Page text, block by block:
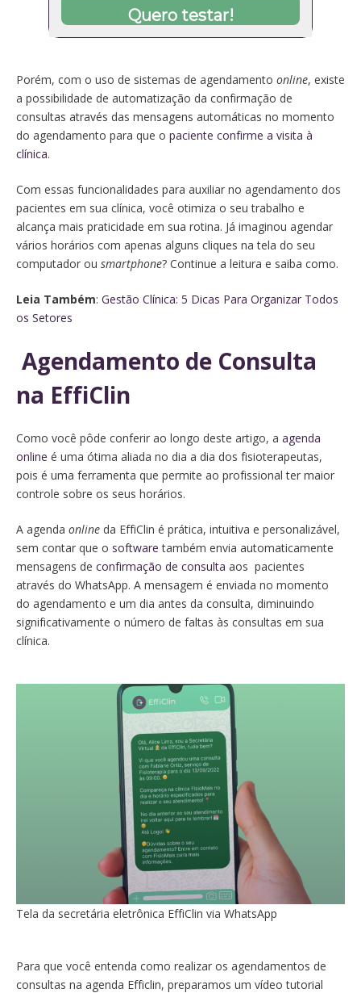
Quero testar!
Porém, com o uso de sistemas de agendamento online, existe
a possibilidade de automatização da confirmação de
consultas através das mensagens automáticas no momento
do agendamento para que o paciente confirme a visita à
clínica.
Com essas funcionalidades para auxiliar no agendamento dos
pacientes em sua clínica, você otimiza o seu trabalho e
alcança mais praticidade em sua rotina. Já imaginou agendar
vários horários com apenas alguns cliques na tela do seu
computador ou smartphone? Continue a leitura e saiba como.
Leia Também: Gestão Clínica: 5 Dicas Para Organizar Todos
os Setores
Agendamento de Consulta
na EffiClin
Como você pôde conferir ao longo deste artigo, a agenda
online é uma ótima aliada no dia a dia dos fisioterapeutas,
pois é uma ferramenta que permite ao profissional ter maior
controle sobre os seus horários.
A agenda online da EffiClin é prática, intuitiva e personalizável,
sem contar que o software também envia automaticamente
mensagens de confirmação de consulta aos pacientes
através do WhatsApp. A mensagem é enviada no momento
do agendamento e um dia antes da consulta, diminuindo
significativamente o número de faltas às consultas em sua
clínica.
Tela da secretária eletrônica EffiClin via WhatsApp
Para que você entenda como realizar os agendamentos de
consultas na agenda Efficlin, preparamos um vídeo tutorial